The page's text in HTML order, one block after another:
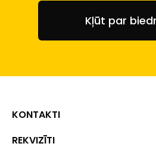
Kļūt par
KONTAKTI
Biznesa centrs "VERDE" Roberta
REKVIZĪTI